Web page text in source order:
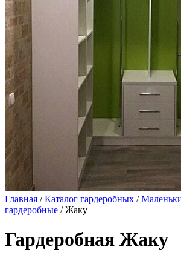
Главная /Каталог гардеробных /
гардеробные / Жаку
Гардеробная Жаку